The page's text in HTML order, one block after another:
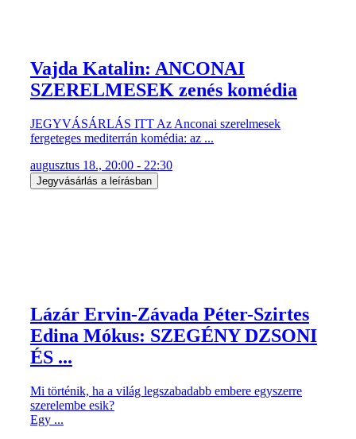
Vajda Katalin: ANCONAI
SZERELMESEK zenés komédia
JEGYVÁSÁRLÁS ITT Az Anconai szerelmesek
fergeteges mediterrán komédia: az ...
augusztus 18., 20:00 - 22:30
Jegyvásárlás a leírásban
Lázár Ervin-Závada Péter-Szirtes
Edina Mókus: SZEGÉNY DZSONI
ÉS ...
Mi történik, ha a világ legszabadabb embere egyszerre
szerelembe esik?
Egy ...